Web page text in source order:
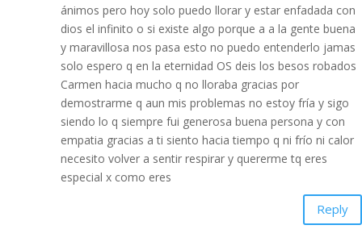
ánimos pero hoy solo puedo llorar y estar enfadada con
dios el infinito o si existe algo porque a a la gente buena
y maravillosa nos pasa esto no puedo entenderlo jamas
solo espero q en la eternidad OS deis los besos robados
Carmen hacia mucho q no lloraba gracias por
demostrarme q aun mis problemas no estoy fría y sigo
siendo lo q siempre fui generosa buena persona y con
empatia gracias a ti siento hacia tiempo q ni frío ni calor
necesito volver a sentir respirar y quererme tq eres
especial x como eres
Reply